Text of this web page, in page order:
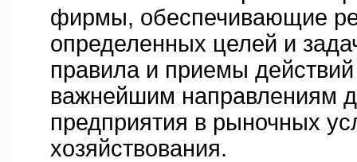
фирмы, обеспечивающие
определенных целей и
правила и приемы
важнейшим направлениям
предприятия в рыночных
хозяйствования.